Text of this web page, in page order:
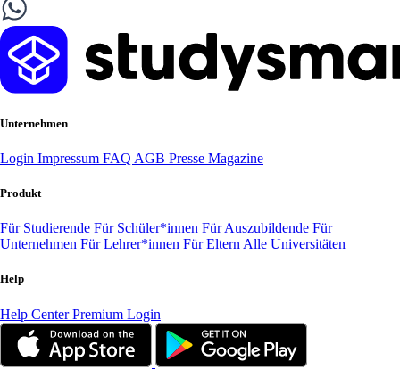
Unternehmen
Login Impressum FAQ AGB Presse Magazine
Produkt
Für Studierende Für Schüler*innen Für Auszubildende Für
Unternehmen Für Lehrer*innen Für Eltern Alle Universitäten
Help
Help CenterPremium Login